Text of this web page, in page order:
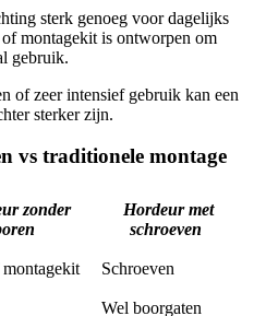
sterk genoeg voor dagelijks
montagekit is ontworpen om
gebruik.
of zeer intensief gebruik kan een
sterker zijn.
vs traditionele montage
zonder
Hordeur met
schroeven
Schroeven
Wel boorgaten